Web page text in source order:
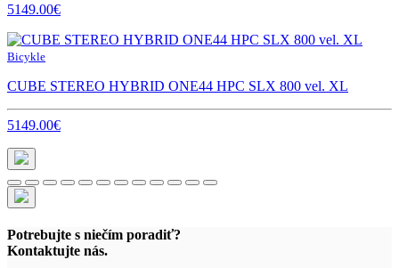
5149.00€
Bicykle
CUBE STEREO HYBRID ONE44 HPC SLX 800 vel. XL
5149.00€
Potrebujte s niečím poradiť?
Kontaktujte nás.